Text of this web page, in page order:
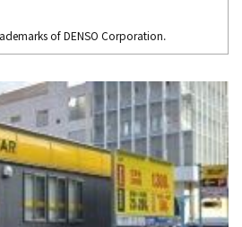
of DENSO Corporation.